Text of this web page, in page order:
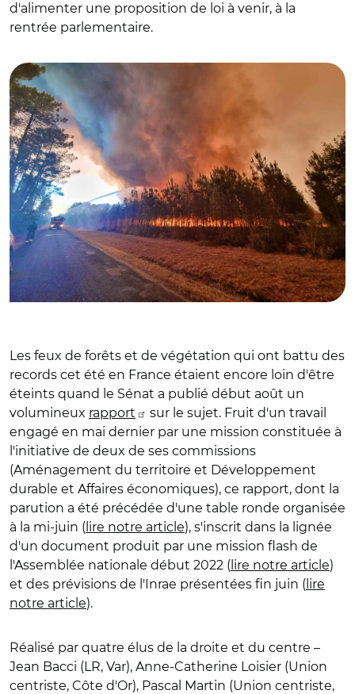
d'alimenter une proposition de loi à venir, à la
rentrée parlementaire.
Les feux de forêts et de végétation qui ont battu des
records cet été en France étaient encore loin d'être
éteints quand le Sénat a publié début août un
volumineux rapport
sur le sujet. Fruit d'un travail
engagé en mai dernier par une mission constituée à
l'initiative de deux de ses commissions
(Aménagement du territoire et Développement
durable et Affaires économiques), ce rapport, dont la
parution a été précédée d'une table ronde organisée
à la mi-juin ( lire notre article), s'inscrit dans la lignée
d'un document produit par une mission flash de
l'Assemblée nationale début 2022 ( lire notre article)
et des prévisions de l'Inrae présentées fin juin ( lire
notre article).
Réalisé par quatre élus de la droite et du centre –
Jean Bacci (LR, Var), Anne-Catherine Loisier (Union
centriste, Côte d'Or), Pascal Martin (Union centriste,